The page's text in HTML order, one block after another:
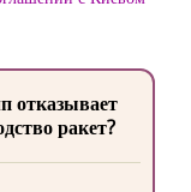
отказывает
ракет?